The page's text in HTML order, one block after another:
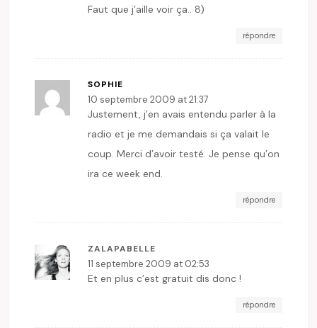
Faut que j’aille voir ça.. 8)
répondre
SOPHIE
10 septembre 2009 at 21:37
Justement, j’en avais entendu parler à la
radio et je me demandais si ça valait le
coup. Merci d’avoir testé. Je pense qu’on
ira ce week end.
répondre
ZALAPABELLE
11 septembre 2009 at 02:53
Et en plus c’est gratuit dis donc !
répondre